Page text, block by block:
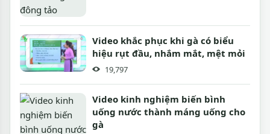
Video khắc phục khi gà có biểu
hiệu rụt đầu, nhắm mắt, mệt mỏi
19,797
Video kinh nghiệm biến bình
uống nước thành máng uống cho
gà